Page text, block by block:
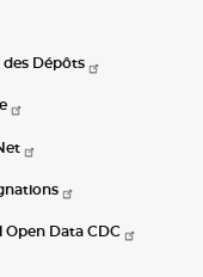
des Dépôts
Open Data CDC